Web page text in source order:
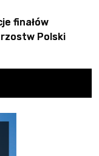
finałów
Polski